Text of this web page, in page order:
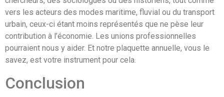
vers les acteurs des modes maritime, fluvial ou du transport
urbain, ceux-ci étant moins représentés que ne pèse leur
contribution à l’économie. Les unions professionnelles
pourraient nous y aider. Et notre plaquette annuelle, vous le
savez, est votre instrument pour cela.
Conclusion